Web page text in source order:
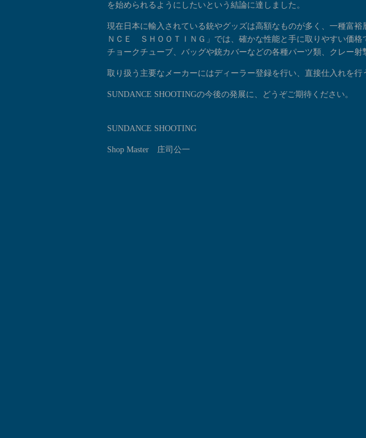
を始められるようにしたいという結論に達しました。
現在日本に輸入されている銃やグッズは高額なものが多く、一種富
ＮＣＥ ＳＨＯＯＴＩＮＧ」では、確かな性能と手に取りやすい価格
チョークチューブ、バッグや銃カバーなどの各種パーツ類、クレー
取り扱う主要なメーカーにはディーラー登録を行い、直接仕入れを
SUNDANCE SHOOTINGの今後の発展に、どうぞご期待ください。
SUNDANCE SHOOTING
Shop Master 庄司公一